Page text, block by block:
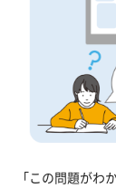
「この問題がわ